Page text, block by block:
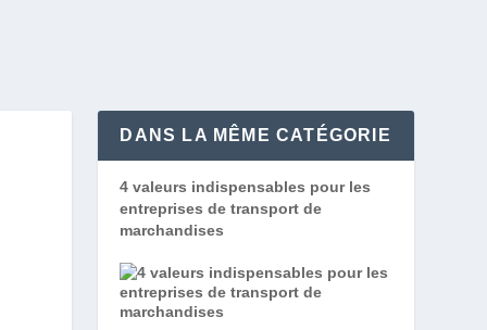
DANS LA MÊME CATÉGORIE
4 valeurs indispensables pour les
entreprises de transport de
marchandises